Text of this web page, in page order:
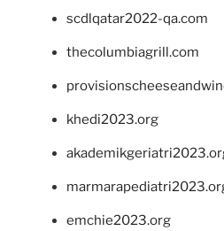
scdlqatar2022-qa.com
thecolumbiagrill.com
khedi2023.org
emchie2023.org